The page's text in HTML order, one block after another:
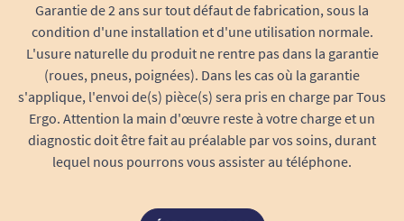
Vérifiez la forme des pattes de fixation :
Examinez la jonction entre la main courante et la
roue de votre fauteuil roulant. Les pattes de
fixation peuvent être soitplates, soit rondes.
Reportez-vous à l’illustration ci-dessous pour
déterminer la forme exacte dont vous avez
besoin.
Garantie de 2 ans sur tout défaut de fabrication, sous la
condition d'une installation et d'une utilisation normale.
L'usure naturelle du produit ne rentre pas dans la garantie
(roues, pneus, poignées). Dans les cas où la garantie
s'applique, l'envoi de(s) pièce(s) sera pris en charge par Tous
Ergo. Attention la main d'œuvre reste à votre charge et un
diagnostic doit être fait au préalable par vos soins, durant
lequel nous pourrons vous assister au téléphone.